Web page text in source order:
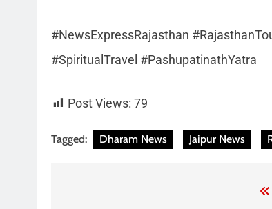
#NewsExpressRajasthan
#SpiritualTravel #PashupatinathYatra
Post Views: 79
Tagged: Dharam News Jaipur News